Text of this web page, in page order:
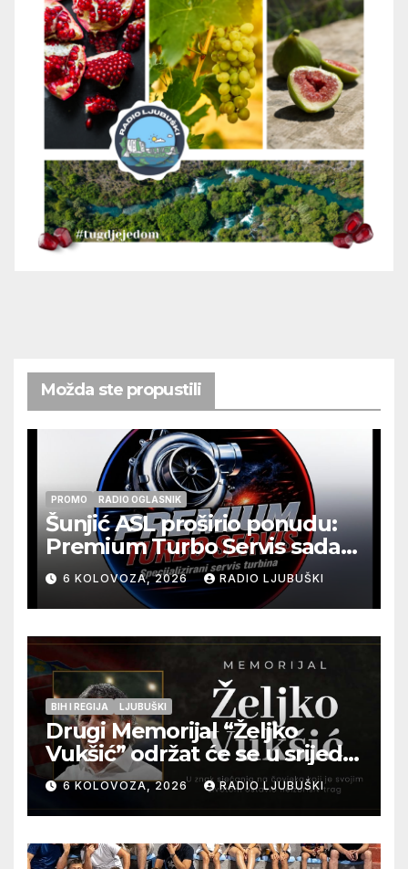
Možda ste propustili
PROMO RADIO OGLASNIK
Šunjić ASL proširio ponudu:
Premium Turbo Servis sada
na jednoj adresi u Ljubuškom
6 KOLOVOZA, 2026 RADIO LJUBUŠKI
BIH I REGIJA LJUBUŠKI
Drugi Memorijal “Željko
Vukšić” održat će se u srijedu
12. kolovoza u Otoku
6 KOLOVOZA, 2026 RADIO LJUBUŠKI